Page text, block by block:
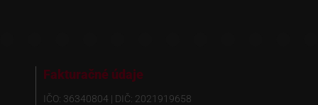
Fakturačné údaje
IČO: 36340804 | DIČ: 2021919658